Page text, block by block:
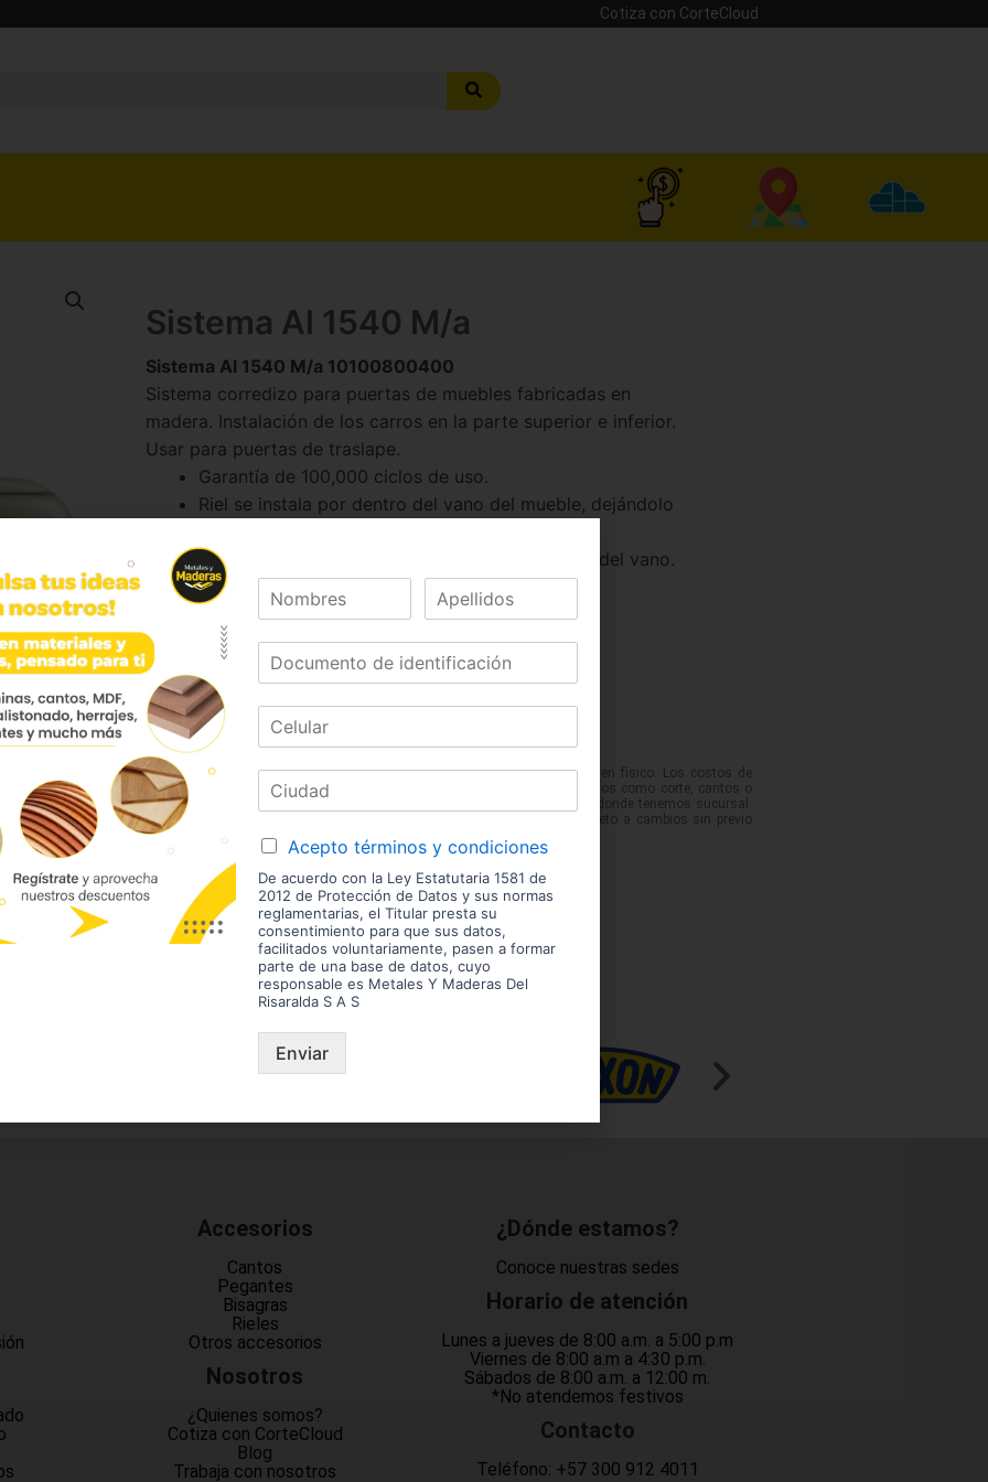
Cotiza con CorteCloud
Sistema Al 1540 M/a
Sistema Al 1540 M/a 10100800400
Sistema corredizo para puertas de muebles fabricadas en
madera. Instalación de los carros en la parte superior e inferior.
Usar para puertas de traslape.
Garantía de 100,000 ciclos de uso.
Riel se instala por dentro del vano del mueble, dejándolo
Utiliza mismo riel en la parte superior e inferior del vano.
Marca:
Ducasse
Código:
01401
Referencia:
10100800400
Las imágenes mostradas son de referencia y los colores podrían variar en físico. Los costos de
envío son variables y serán asumidos por el comprador. No incluye servicios como corte, cantos o
enchape. Sólo despachamos tableros en la zona urbana de las ciudades donde tenemos sucursal.
Disponibilidad de mercancía sujeta a verificación de inventario. Precio sujeto a cambios sin previo
aviso.
Marcas
Accesorios
Cantos
Pegantes
Bisagras
Rieles
Otros accesorios
Nosotros
¿Quienes somos?
Cotiza con CorteCloud
Blog
Trabaja con nosotros
¿Dónde estamos?
Conoce nuestras sedes
Horario de atención
Lunes a jueves de 8:00 a.m. a 5:00 p.m
Viernes de 8:00 a.m a 4:30 p.m.
Sábados de 8:00 a.m. a 12:00 m.
*No atendemos festivos
Contacto
Teléfono: +57 300 912 4011
Acepto términos y condiciones
De acuerdo con la Ley Estatutaria 1581 de
2012 de Protección de Datos y sus normas
reglamentarias, el Titular presta su
consentimiento para que sus datos,
facilitados voluntariamente, pasen a formar
parte de una base de datos, cuyo
responsable es Metales Y Maderas Del
Risaralda S A S
Enviar